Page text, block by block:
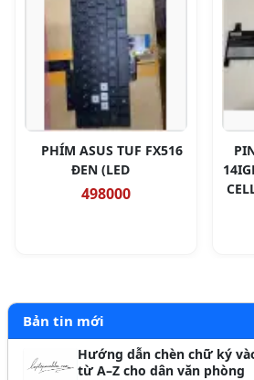
PHÍM ASUS TUF FX516
ĐEN (LED
498000
Bản tin mới
Hướng dẫn chèn chữ ký
từ A–Z cho dân văn phòng